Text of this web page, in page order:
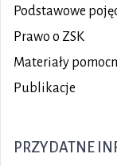
Podstawowe
Prawo o ZSK
Materiały
Publikacje
PRZYDATNE